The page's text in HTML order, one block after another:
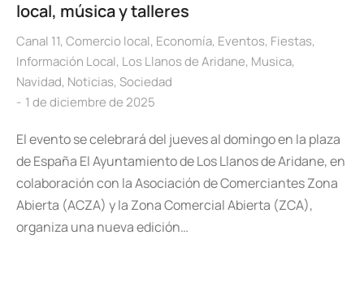
local, música y talleres
Canal 11, Comercio local, Economía, Eventos, Fiestas,
Información Local, Los Llanos de Aridane, Musica,
Navidad, Noticias, Sociedad
1 de diciembre de 2025
El evento se celebrará del jueves al domingo en la plaza
de España El Ayuntamiento de Los Llanos de Aridane, en
colaboración con la Asociación de Comerciantes Zona
Abierta (ACZA) y la Zona Comercial Abierta (ZCA),
organiza una nueva edición…